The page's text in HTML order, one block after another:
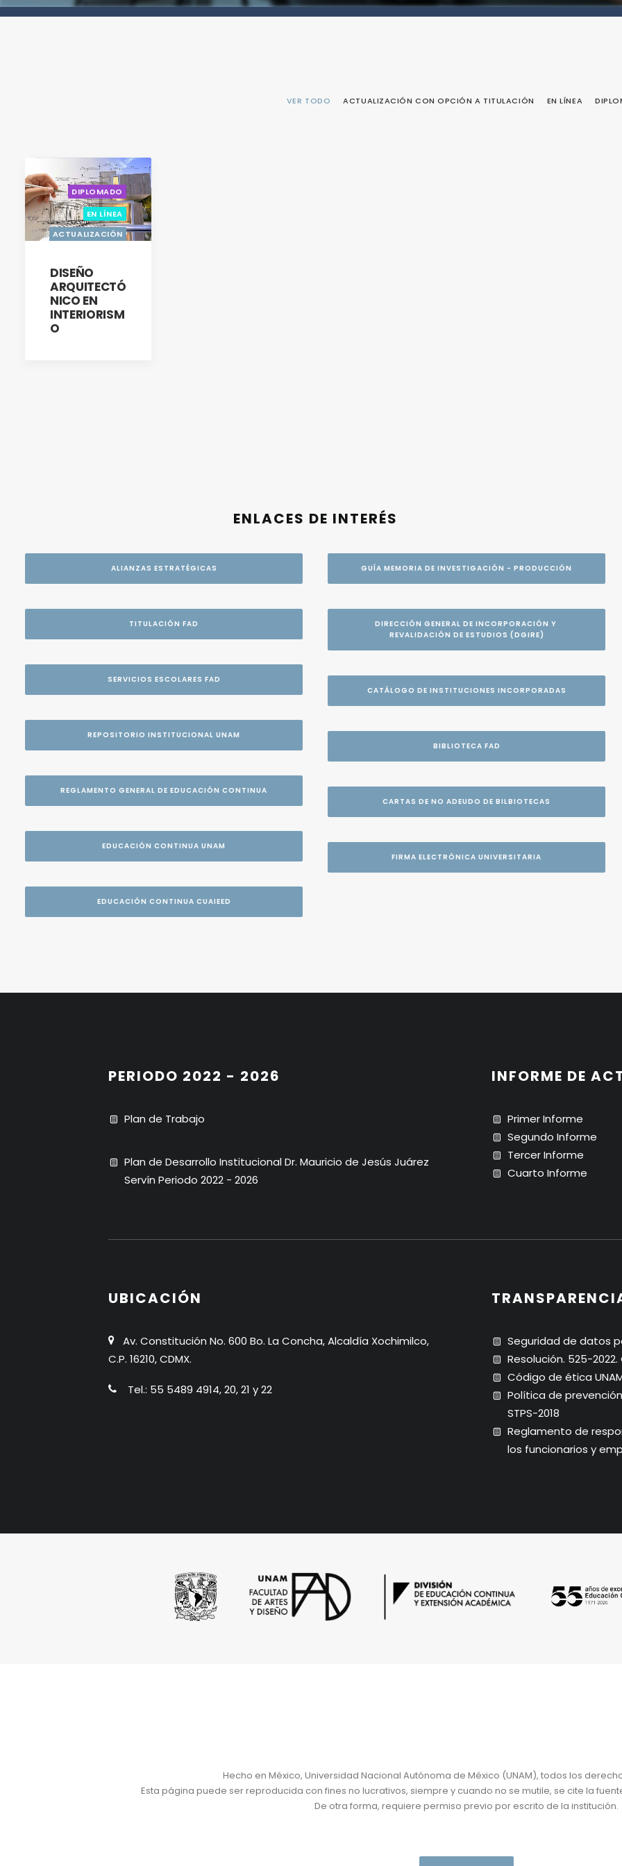
VER TODO ACTUALIZACIÓN CON OPCIÓN A TITULACIÓN EN LÍNEA
DIPLOMADO
EN LÍNEA
ACTUALIZACIÓN
DISEÑO
ARQUITECTÓ
NICO EN
INTERIORISM
O
ENLACES DE INTERÉS
ALIANZAS ESTRATÉGICAS
TITULACIÓN FAD
SERVICIOS ESCOLARES FAD
REPOSITORIO INSTITUCIONAL UNAM
REGLAMENTO GENERAL DE EDUCACIÓN CONTINUA
EDUCACIÓN CONTINUA UNAM
EDUCACIÓN CONTINUA CUAIEED
GUÍA MEMORIA DE INVESTIGACIÓN - PRODUCCIÓN
DIRECCIÓN GENERAL DE INCORPORACIÓN Y
REVALIDACIÓN DE ESTUDIOS (DGIRE)
CATÁLOGO DE INSTITUCIONES INCORPORADAS
BIBLIOTECA FAD
CARTAS DE NO ADEUDO DE BILBIOTECAS
FIRMA ELECTRÓNICA UNIVERSITARIA
PERIODO 2022 - 2026
Plan de Trabajo
Plan de Desarrollo Institucional Dr. Mauricio de Jesús Juárez
Servín Periodo 2022 - 2026
INFORME DE
Primer Informe
Segundo Informe
Tercer Informe
Cuarto Informe
UBICACIÓN
Av. Constitución No. 600 Bo. La Concha, Alcaldía Xochimilco,
C.P. 16210, CDMX.
Tel.: 55 5489 4914, 20, 21 y 22
Seguridad de datos
Resolución. 525-
Código de ética
Política de
STPS-2018
Reglamento de
los funcionarios y
Hecho en México, Universidad Nacional Autónoma de México (UNAM), todos los
Esta página puede ser reproducida con fines no lucrativos, siempre y cuando no se mutile, se cite la
De otra forma, requiere permiso previo por escrito de la institución.